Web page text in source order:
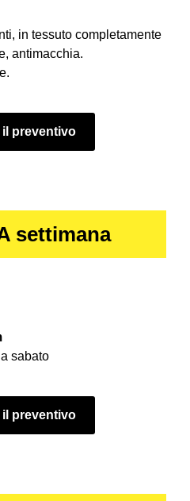
in tessuto completamente
antimacchia.
il preventivo
settimana
sabato
il preventivo